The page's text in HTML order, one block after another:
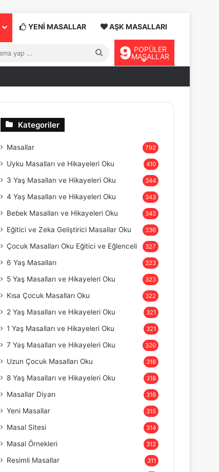
YENİ MASALLAR AŞK MASALLARI
Arama
...
9 POPÜLER
MASALLAR
Kategoriler
Masallar 792
Uyku Masalları ve Hikayeleri Oku 410
3 Yaş Masalları ve Hikayeleri Oku 344
4 Yaş Masalları ve Hikayeleri Oku 343
Bebek Masalları ve Hikayeleri Oku 343
Eğitici ve Zeka Geliştirici Masallar Oku 336
Çocuk Masalları Oku Eğitici ve Eğlenceli 327
6 Yaş Masalları 323
5 Yaş Masalları ve Hikayeleri Oku 323
Kısa Çocuk Masalları Oku 322
2 Yaş Masalları ve Hikayeleri Oku 321
1 Yaş Masalları ve Hikayeleri Oku 321
7 Yaş Masalları ve Hikayeleri Oku 320
Uzun Çocuk Masalları Oku 318
8 Yaş Masalları ve Hikayeleri Oku 318
Masallar Diyarı 316
Yeni Masallar 315
Masal Sitesi 314
Masal Örnekleri 312
Resimli Masallar 311